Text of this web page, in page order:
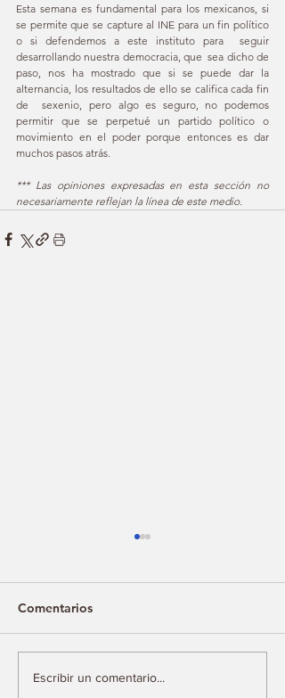
Esta semana es fundamental para los mexicanos, si
se permite que se capture al INE para un fin político
o si defendemos a este instituto para  seguir
desarrollando nuestra democracia, que  sea dicho de
paso, nos ha mostrado que si se puede dar la
alternancia, los resultados de ello se califica cada fin
de  sexenio, pero algo es seguro, no podemos
permitir que se perpetué un partido político o
movimiento en el poder porque entonces es dar
muchos pasos atrás.
*** Las opiniones expresadas en esta sección no
necesariamente reflejan la línea de este medio.
¿Cuál es tu palabra
Comentarios
Escribir un comentario...